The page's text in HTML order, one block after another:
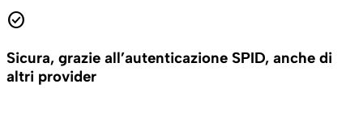
check_circle
Sicura, grazie all’autenticazione SPID, anche di
altri provider